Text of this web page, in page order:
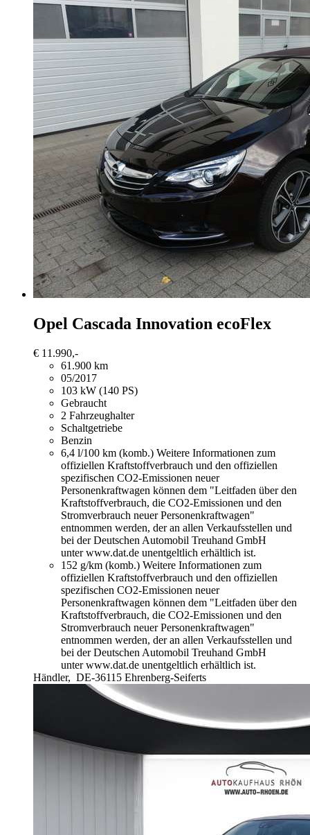
Opel Cascada Innovation ecoFlex
€ 11.990,-
61.900 km
05/2017
103 kW (140 PS)
Gebraucht
2 Fahrzeughalter
Schaltgetriebe
Benzin
6,4 l/100 km (komb.) Weitere Informationen zum
offiziellen Kraftstoffverbrauch und den offiziellen
spezifischen CO2-Emissionen neuer
Personenkraftwagen können dem "Leitfaden über den
Kraftstoffverbrauch, die CO2-Emissionen und den
Stromverbrauch neuer Personenkraftwagen"
entnommen werden, der an allen Verkaufsstellen und
bei der Deutschen Automobil Treuhand GmbH
unter www.dat.de unentgeltlich erhältlich ist.
152 g/km (komb.) Weitere Informationen zum
offiziellen Kraftstoffverbrauch und den offiziellen
spezifischen CO2-Emissionen neuer
Personenkraftwagen können dem "Leitfaden über den
Kraftstoffverbrauch, die CO2-Emissionen und den
Stromverbrauch neuer Personenkraftwagen"
entnommen werden, der an allen Verkaufsstellen und
bei der Deutschen Automobil Treuhand GmbH
unter www.dat.de unentgeltlich erhältlich ist.
Händler, DE-36115 Ehrenberg-Seiferts